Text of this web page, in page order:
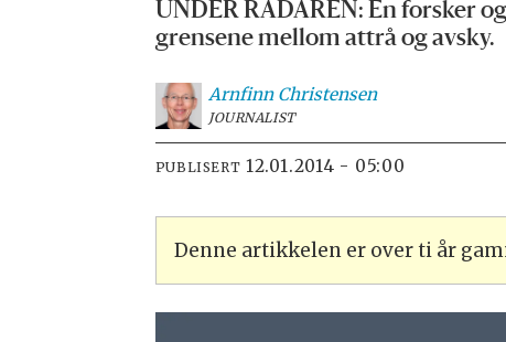
UNDER RADAREN: En forsker
grensene mellom attrå og avsky.
Arnfinn Christensen
JOURNALIST
PUBLISERT 12.01.2014 - 05:00
Denne artikkelen er over ti år